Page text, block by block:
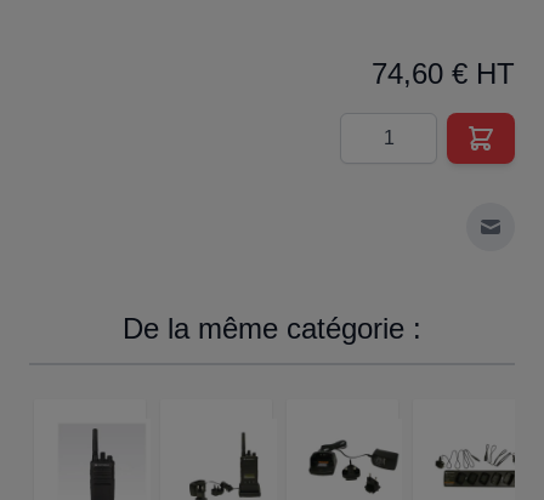
74,60 € HT
Quantité
De la même catégorie :